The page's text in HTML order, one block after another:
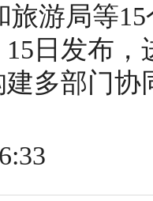
旅游局等
日发布
多部门